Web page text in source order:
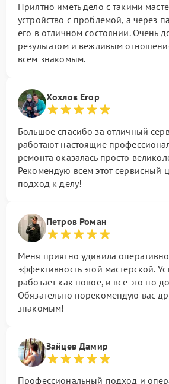
Приятно иметь дело с такими
устройство с проблемой, а через
его в отличном состоянии. Очень
результатом и вежливым
всем знакомым.
Хохлов Егор
Большое спасибо за отличный
работают настоящие
ремонта оказалась просто
Рекомендую всем этот сервисный
подход к делу!
Петров Роман
Меня приятно удивила
эффективность этой мастерской.
работает как новое, и все это по
Обязательно порекомендую вас
знакомым!
Зайцев Дамир
Профессиональный подход и